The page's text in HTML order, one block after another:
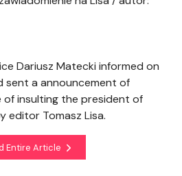
Dariusz Matecki informed on
sent a announcement of
insulting the president of
editor Tomasz Lisa.
Entire Article